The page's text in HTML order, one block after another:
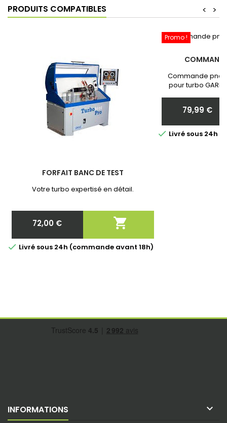
PRODUITS COMPATIBLES >
<
FORFAIT BANC DE TEST
Votre turbo expertisé en détail.
Prix
72,00 € 
 Livré sous 24h (commande avant 18h)
Promo !
Commande
pour turbo
Prix
79,99 €
 Livré sous 24h
INFORMATIONS 